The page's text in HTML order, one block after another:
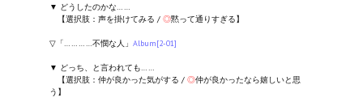
▼ どうしたのかな……
【選択肢：声を掛けてみる / ◎黙って通りすぎる】
▽「…………不憫な人」 Album[2-01]
▼ どっち、と言われても……
【選択肢：仲が良かった気がする / ◎仲が良かったなら嬉しいと思
う】